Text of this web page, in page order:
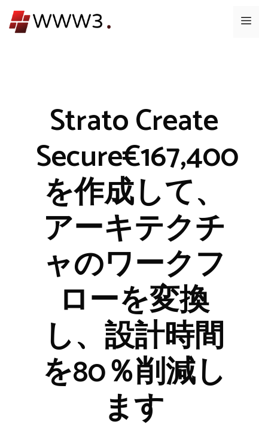
ン
メ
Strato Create
Secure€167,400
を作成して、
アーキテクチ
ャのワークフ
ローを変換
し、設計時間
を80％削減し
ます